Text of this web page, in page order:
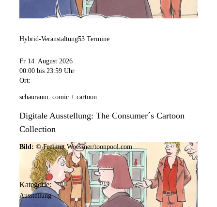
Hybrid-Veranstaltung53 Termine
Fr 14. August 2026
00:00 bis 23:59 Uhr
Ort:
schauraum: comic + cartoon
Digitale Ausstellung: The Consumer´s Cartoon
Collection
Bild: © Freimut Woessner/toonpool.com
Kategorie:
Ausstellung